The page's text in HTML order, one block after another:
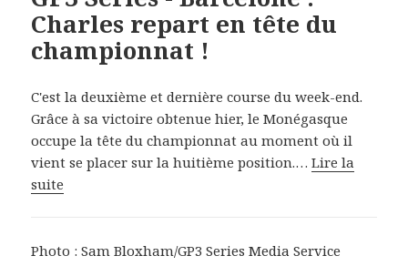
Charles repart en tête du
championnat !
C'est la deuxième et dernière course du week-end.
Grâce à sa victoire obtenue hier, le Monégasque
occupe la tête du championnat au moment où il
vient se placer sur la huitième position.…Lire la
suite
Photo : Sam Bloxham/GP3 Series Media Service